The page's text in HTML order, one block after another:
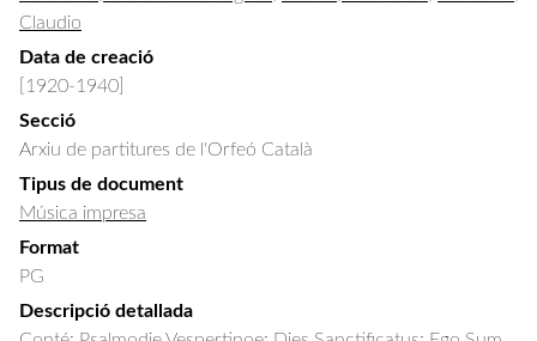
Claudio
Data de creació
[1920-1940]
Secció
Arxiu de partitures de l'Orfeó Català
Tipus de document
Música impresa
Format
PG
Descripció detallada